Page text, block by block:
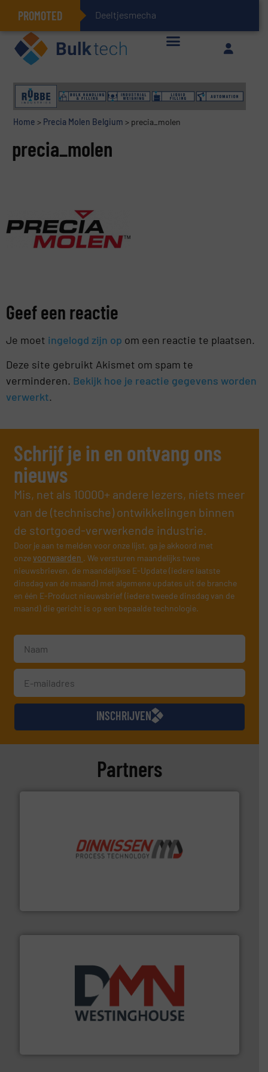
PROMOTED Deeltjesmechanica en k
Home > Precia Molen Belgium > precia_molen
precia_molen
Geef een reactie
Je moet ingelogd zijn op om een reactie te plaatsen.
Deze site gebruikt Akismet om spam te
verminderen. Bekijk hoe je reactie gegevens worden
verwerkt.
Schrijf je in en ontvang ons
nieuws
Mis, net als 10000+ andere lezers, niets meer
van de (technische) ontwikkelingen binnen
de stortgoed-verwerkende industrie.
Door je aan te melden voor onze lijst, ga je akkoord met
onzevoorwaarden . We versturen maandelijks twee
nieuwsbrieven, de maandelijkse E-Update (iedere laatste
dinsdag van de maand) met algemene updates uit de branche
en één E-Product nieuwsbrief (iedere tweede dinsdag van de
maand) die gericht is op een bepaalde technologie.
INSCHRIJVEN
Partners
plastic-, (petro) chemische, farmaceutische,
mineralen-, energie en biomassa industrieën.